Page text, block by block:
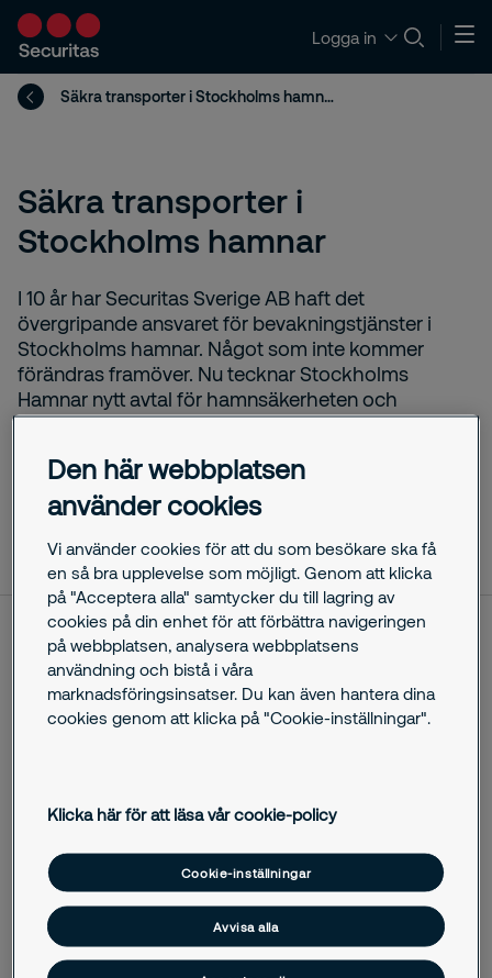
Logga in
Säkra transporter i Stockholms hamnar
Säkra transporter i
Stockholms hamnar
I 10 år har Securitas Sverige AB haft det
övergripande ansvaret för bevakningstjänster i
Stockholms hamnar. Något som inte kommer
förändras framöver. Nu tecknar Stockholms
Hamnar nytt avtal för hamnsäkerheten och
fortsätter samarbetet med Securitas.
I 10 år har Securitas Sverige AB haft det övergripande
ansvaret för bevakningstjänster i Stockholms hamnar. Något
som inte kommer förändras framöver. Nu tecknar
Stockholms Hamnar nytt avtal för hamnsäkerheten och
samt service och tjänster åt färje-, kryssnings- och
om Stockholm till den sydligaste hamnen i Nynäshamn.
Stockholms hamnar har drygt 12 miljoner passagerare och
hanterar 9 miljoner ton gods årligen och tillväxten är stor.
­– Vi är den huvudstadsregion som växer snabbast i Europa
Den här webbplatsen
använder cookies
Vi använder cookies för att du som besökare ska få
en så bra upplevelse som möjligt. Genom att klicka
på "Acceptera alla" samtycker du till lagring av
cookies på din enhet för att förbättra navigeringen
på webbplatsen, analysera webbplatsens
användning och bistå i våra
marknadsföringsinsatser. Du kan även hantera dina
cookies genom att klicka på "Cookie-inställningar".
Klicka här för att läsa vår cookie-policy
Cookie-inställningar
Avvisa alla